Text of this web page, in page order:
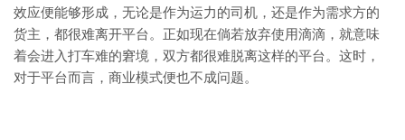
效应便能够形成，无论是作为运力的司机，还是作为需求方的
货主，都很难离开平台。正如现在倘若放弃使用滴滴，就意味
着会进入打车难的窘境，双方都很难脱离这样的平台。这时，
对于平台而言，商业模式便也不成问题。